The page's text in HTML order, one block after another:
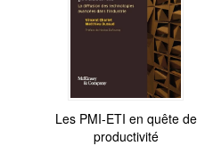
Les PMI-ETI en quête de
productivité